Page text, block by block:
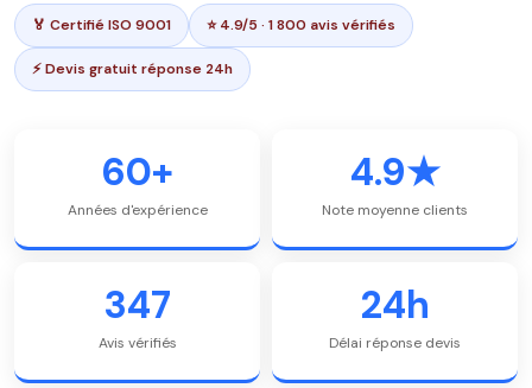
🏅 Certifié ISO 9001 ⭐ 4.9/5 · 1 800 avis vérifiés
⚡ Devis gratuit réponse 24h
60+
Années d'expérience
4.9★
Note moyenne clients
347
Avis vérifiés
24h
Délai réponse devis